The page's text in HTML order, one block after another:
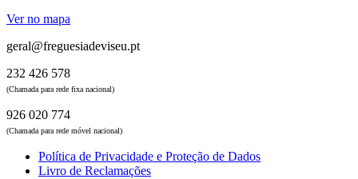
Ver no mapa
geral@freguesiadeviseu.pt
232 426 578
(Chamada para rede fixa nacional)
926 020 774
(Chamada para rede móvel nacional)
Política de Privacidade e Proteção de Dados
Livro de Reclamações